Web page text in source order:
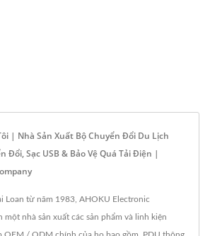
| Nhà Sản Xuất Bộ Chuyển Đổi Du Lịch
Đổi, Sạc USB & Bảo Vệ Quá Tải Điện |
Loan từ năm 1983, AHOKU Electronic
một nhà sản xuất các sản phẩm và linh kiện